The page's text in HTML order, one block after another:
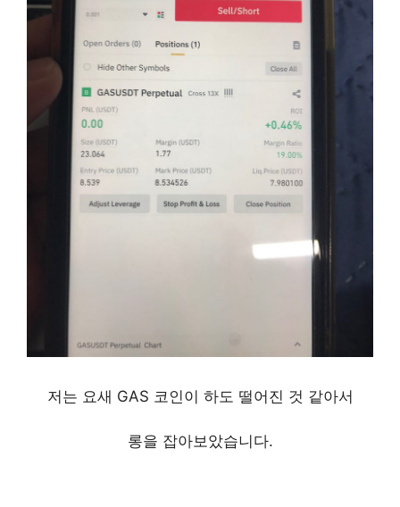
저는 요새 GAS 코인이 하도 떨어진 것 같아서
롱을 잡아보았습니다.